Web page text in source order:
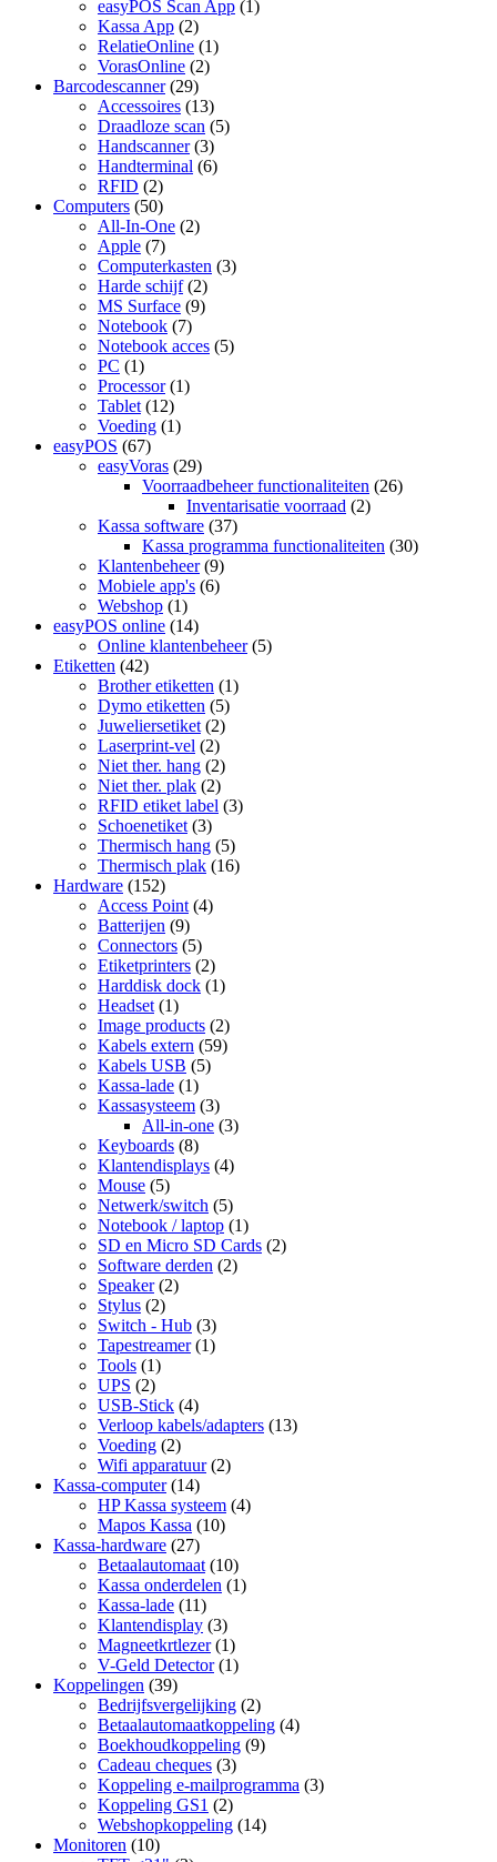
easyPOS Scan App (1)
Kassa App (2)
RelatieOnline (1)
VorasOnline (2)
Barcodescanner (29)
Accessoires (13)
Draadloze scan (5)
Handscanner (3)
Handterminal (6)
RFID (2)
Computers (50)
All-In-One (2)
Apple (7)
Computerkasten (3)
Harde schijf (2)
MS Surface (9)
Notebook (7)
Notebook acces (5)
PC (1)
Processor (1)
Tablet (12)
Voeding (1)
easyPOS (67)
easyVoras (29)
Voorraadbeheer functionaliteiten (26)
Inventarisatie voorraad (2)
Kassa software (37)
Kassa programma functionaliteiten (30)
Klantenbeheer (9)
Mobiele app's (6)
Webshop (1)
easyPOS online (14)
Online klantenbeheer (5)
Etiketten (42)
Brother etiketten (1)
Dymo etiketten (5)
Juweliersetiket (2)
Laserprint-vel (2)
Niet ther. hang (2)
Niet ther. plak (2)
RFID etiket label (3)
Schoenetiket (3)
Thermisch hang (5)
Thermisch plak (16)
Hardware (152)
Access Point (4)
Batterijen (9)
Connectors (5)
Etiketprinters (2)
Harddisk dock (1)
Headset (1)
Image products (2)
Kabels extern (59)
Kabels USB (5)
Kassa-lade (1)
Kassasysteem (3)
All-in-one (3)
Keyboards (8)
Klantendisplays (4)
Mouse (5)
Netwerk/switch (5)
Notebook / laptop (1)
SD en Micro SD Cards (2)
Software derden (2)
Speaker (2)
Stylus (2)
Switch - Hub (3)
Tapestreamer (1)
Tools (1)
UPS (2)
USB-Stick (4)
Verloop kabels/adapters (13)
Voeding (2)
Wifi apparatuur (2)
Kassa-computer (14)
HP Kassa systeem (4)
Mapos Kassa (10)
Kassa-hardware (27)
Betaalautomaat (10)
Kassa onderdelen (1)
Kassa-lade (11)
Klantendisplay (3)
Magneetkrtlezer (1)
V-Geld Detector (1)
Koppelingen (39)
Bedrijfsvergelijking (2)
Betaalautomaatkoppeling (4)
Boekhoudkoppeling (9)
Cadeau cheques (3)
Koppeling e-mailprogramma (3)
Koppeling GS1 (2)
Webshopkoppeling (14)
Monitoren (10)